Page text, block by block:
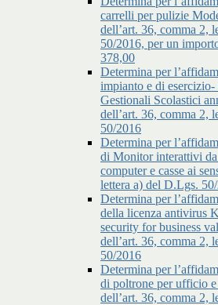
carrelli per pulizie
dell’art. 36, comma 2,
50/2016, per un
378,00
Determina per
impianto e di
Gestionali Scolastici
dell’art. 36, comma 2,
50/2016
Determina per
di Monitor interattivi
computer e casse ai
lettera a) del D.Lgs.
Determina per
della licenza antivirus
security for business
dell’art. 36, comma 2,
50/2016
Determina per
di poltrone per ufficio e
dell’art. 36, comma 2,